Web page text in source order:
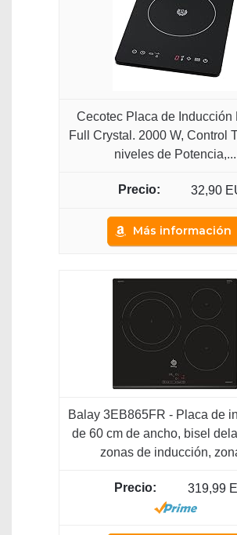
Cecotec Placa de Inducción
Full Crystal. 2000 W, Control
niveles de Potencia,...
32,90
Más información
Balay 3EB865FR - Placa de
de 60 cm de ancho, bisel
zonas de inducción,
319,99